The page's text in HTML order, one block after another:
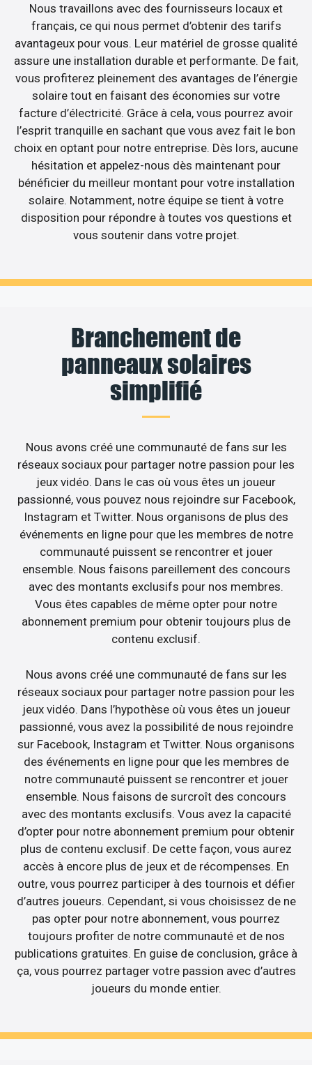
Nous travaillons avec des fournisseurs locaux et
français, ce qui nous permet d’obtenir des tarifs
avantageux pour vous. Leur matériel de grosse qualité
assure une installation durable et performante. De fait,
vous profiterez pleinement des avantages de l’énergie
solaire tout en faisant des économies sur votre
facture d’électricité. Grâce à cela, vous pourrez avoir
l’esprit tranquille en sachant que vous avez fait le bon
choix en optant pour notre entreprise. Dès lors, aucune
hésitation et appelez-nous dès maintenant pour
bénéficier du meilleur montant pour votre installation
solaire. Notamment, notre équipe se tient à votre
disposition pour répondre à toutes vos questions et
vous soutenir dans votre projet.
Branchement de
panneaux solaires
simplifié
Nous avons créé une communauté de fans sur les
réseaux sociaux pour partager notre passion pour les
jeux vidéo. Dans le cas où vous êtes un joueur
passionné, vous pouvez nous rejoindre sur Facebook,
Instagram et Twitter. Nous organisons de plus des
événements en ligne pour que les membres de notre
communauté puissent se rencontrer et jouer
ensemble. Nous faisons pareillement des concours
avec des montants exclusifs pour nos membres.
Vous êtes capables de même opter pour notre
abonnement premium pour obtenir toujours plus de
contenu exclusif.
Nous avons créé une communauté de fans sur les
réseaux sociaux pour partager notre passion pour les
jeux vidéo. Dans l’hypothèse où vous êtes un joueur
passionné, vous avez la possibilité de nous rejoindre
sur Facebook, Instagram et Twitter. Nous organisons
des événements en ligne pour que les membres de
notre communauté puissent se rencontrer et jouer
ensemble. Nous faisons de surcroît des concours
avec des montants exclusifs. Vous avez la capacité
d’opter pour notre abonnement premium pour obtenir
plus de contenu exclusif. De cette façon, vous aurez
accès à encore plus de jeux et de récompenses. En
outre, vous pourrez participer à des tournois et défier
d’autres joueurs. Cependant, si vous choisissez de ne
pas opter pour notre abonnement, vous pourrez
toujours profiter de notre communauté et de nos
publications gratuites. En guise de conclusion, grâce à
ça, vous pourrez partager votre passion avec d’autres
joueurs du monde entier.